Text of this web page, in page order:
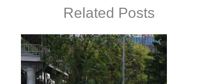
Related Posts